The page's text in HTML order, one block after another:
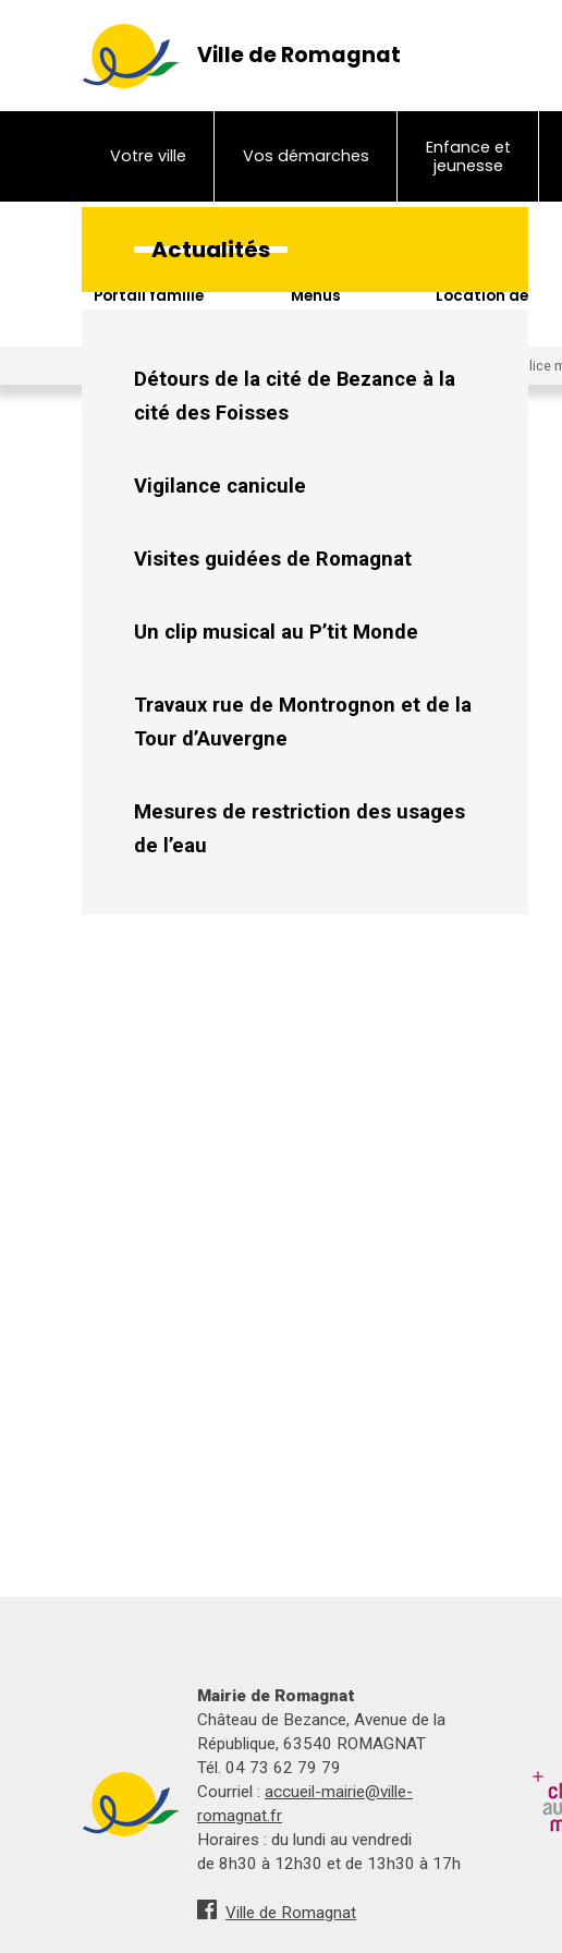
Ville de Romagnat
Votre ville Vos démarches
Enfance et
jeunesse
Portail famille Menus
Location de
Inauguration du nouveau bureau de police
Actualités
Détours de la cité de Bezance à la
cité des Foisses
Vigilance canicule
Visites guidées de Romagnat
Un clip musical au P’tit Monde
Travaux rue de Montrognon et de la
Tour d’Auvergne
Mesures de restriction des usages
de l’eau
Mairie de Romagnat
Château de Bezance, Avenue de la
République, 63540 ROMAGNAT
Tél. 04 73 62 79 79
Courriel : accueil-mairie@ville-
romagnat.fr
Horaires : du lundi au vendredi
de 8h30 à 12h30 et de 13h30 à 17h
Ville de Romagnat